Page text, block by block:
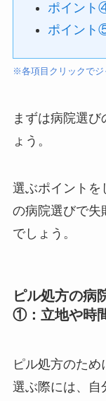
ポイント
ポイント
※各項目クリックでジ
まずは病院選
ょう。
選ぶポイントを
の病院選びで失
でしょう。
ピル処方の病
①：立地や時
ピル処方のた
選ぶ際には、自